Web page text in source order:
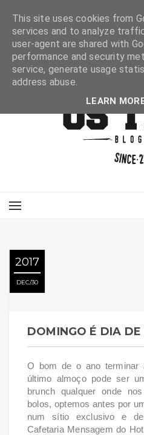
2017
DEC 30
DOMINGO É DIA DE
O bom de o ano
último almoço pode ser
brunch qualquer onde
bolos, optemos antes por
num sítio exclusivo e
Cafetaria Mensagem do
This site uses cookies from
services and to analyze
user-agent are shared with
performance and security
service, generate usage
address abuse.
LEARN